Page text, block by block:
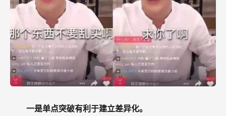
一是单点突破有利于建立差异化。